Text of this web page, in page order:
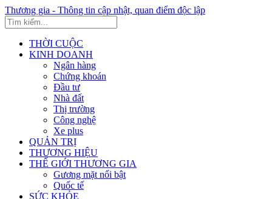
Thương gia - Thông tin cập nhật, quan điểm độc lập
THỜI CUỘC
KINH DOANH
Ngân hàng
Chứng khoán
Đầu tư
Nhà đất
Thị trường
Công nghệ
Xe plus
QUẢN TRỊ
THƯƠNG HIỆU
THẾ GIỚI THƯƠNG GIA
Gương mặt nổi bật
Quốc tế
SỨC KHỎE